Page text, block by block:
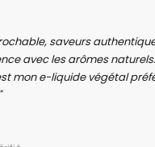
saveurs
avec les arômes
mon e-liquide végétal